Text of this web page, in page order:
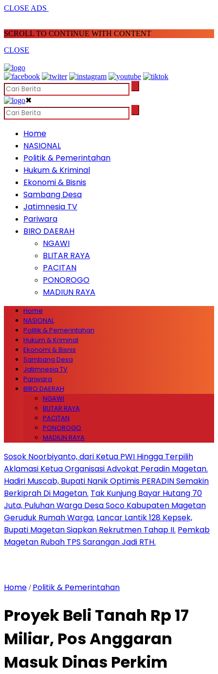
CLOSE ADS
SCROLL TO CONTINUE WITH CONTENT
CLOSE
✖
Home
NASIONAL
Politik & Pemerintahan
Hukum & Kriminal
Ekonomi & Bisnis
Sambang Desa
Jatimnesia TV
Pariwara
BIRO DAERAH
NGAWI
BLITAR RAYA
PACITAN
PONOROGO
MADIUN RAYA
Home
NASIONAL
Politik & Pemerintahan
Hukum & Kriminal
Ekonomi & Bisnis
Sambang Desa
Jatimnesia TV
Pariwara
BIRO DAERAH
NGAWI
BLITAR RAYA
PACITAN
PONOROGO
MADIUN RAYA
Sosok Noorbiyanto, dari Ketua PWI Hingga Terpilih
Aklamasi Ketua Organisasi Advokat Peradin Magetan.
Hadiri Muscab, Bupati Nanik Optimis PERADIN Semakin
Berkiprah Di Magetan. Tak Kunjung Bayar Hutang 70
Juta, Puluhan Warga Desa Soco Kabupaten Magetan
Geruduk Rumah Warga. Lancar Lantik 128 Kepsek,
Bupati Magetan Siapkan Rekrutmen Tahap II. Pemkab
Magetan Rubah TPS Sarangan Jadi RTH.
Home / Politik & Pemerintahan
Proyek Beli Tanah Rp 17
Miliar, Pos Anggaran
Masuk Dinas Perkim